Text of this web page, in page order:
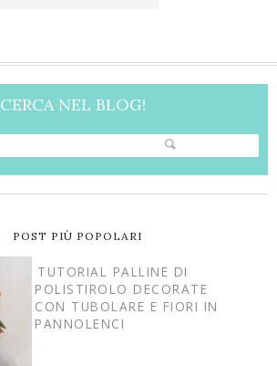
CERCA NEL BLOG!
POST PIÙ POPOLARI
TUTORIAL PALLINE DI
POLISTIROLO DECORATE
CON TUBOLARE E FIORI IN
PANNOLENCI